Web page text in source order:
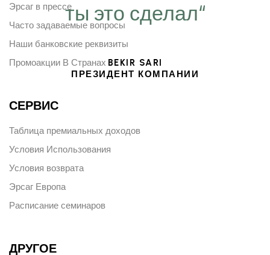
ты это сделал“
BEKIR SARI
ПРЕЗИДЕНТ КОМПАНИИ
Эрсаг в прессе
Часто задаваемые вопросы
Наши банковские реквизиты
Промоакции В Странах
СЕРВИС
Таблица премиальных доходов
Условия Использования
Условия возврата
Эрсаг Европа
Расписание семинаров
ДРУГОЕ